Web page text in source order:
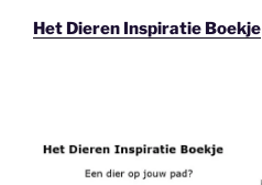
Het Dieren Inspiratie Boekje